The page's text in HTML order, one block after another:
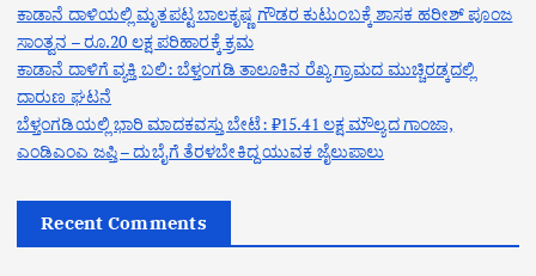
ಕಾಡಾನೆ ದಾಳಿಯಲ್ಲಿ ಮೃತಪಟ್ಟ ಬಾಲಕೃಷ್ಣ ಗೌಡರ ಕುಟುಂಬಕ್ಕೆ ಶಾಸಕ ಹರೀಶ್ ಪೂಂಜ
ಸಾಂತ್ವನ – ರೂ.20 ಲಕ್ಷ ಪರಿಹಾರಕ್ಕೆ ಕ್ರಮ
ಕಾಡಾನೆ ದಾಳಿಗೆ ವ್ಯಕ್ತಿ ಬಲಿ: ಬೆಳ್ತಂಗಡಿ ತಾಲೂಕಿನ ರೆಖ್ಯ ಗ್ರಾಮದ ಮುಚ್ಚಿರಡ್ಕದಲ್ಲಿ
ದಾರುಣ ಘಟನೆ
ಬೆಳ್ತಂಗಡಿಯಲ್ಲಿ ಭಾರಿ ಮಾದಕವಸ್ತು ಬೇಟೆ: ₹15.41 ಲಕ್ಷ ಮೌಲ್ಯದ ಗಾಂಜಾ,
ಎಂಡಿಎಂಎ ಜಪ್ತಿ – ದುಬೈಗೆ ತೆರಳಬೇಕಿದ್ದ ಯುವಕ ಜೈಲುಪಾಲು
Recent Comments